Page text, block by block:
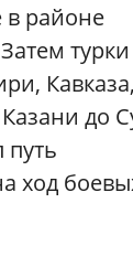
в районе
турки
до
ход